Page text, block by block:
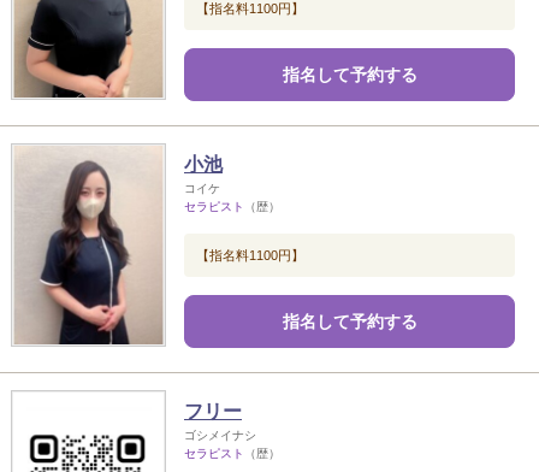
【指名料1100円】
指名して予約する
小池
コイケ
セラピスト
（歴）
【指名料1100円】
指名して予約する
フリー
ゴシメイナシ
セラピスト
（歴）